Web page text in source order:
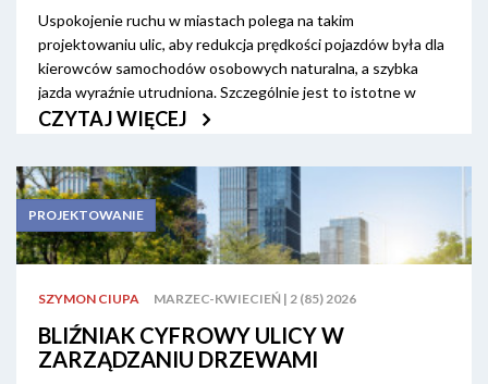
Uspokojenie ruchu w miastach polega na takim
projektowaniu ulic, aby redukcja prędkości pojazdów była dla
kierowców samochodów osobowych naturalna, a szybka
jazda wyraźnie utrudniona. Szczególnie jest to istotne w
strefach 30. W tym celu stosuje się różnorodne środki
zwalniające, które jednak powodują nieprzyjemne odczucia
podczas przejazdu oraz wzrost hałasu i zanieczyszczenia w
najbliższym otoczeniu.
Z artykułu dowiesz się:
Jaki układ wysp w szykanie można zastosować w
strefie 30, by skutecznie zredukować prędkość?
CZYTAJ WIĘCEJ
PROJEKTOWANIE
SZYMON CIUPA MARZEC-KWIECIEŃ | 2 (85) 2026
BLIŹNIAK CYFROWY ULICY W
ZARZĄDZANIU DRZEWAMI